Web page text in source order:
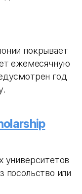
покрывает
ежемесячную
год
университетов
посольство или